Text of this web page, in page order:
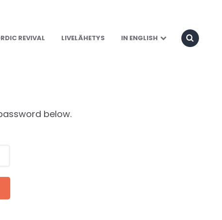
REVIVAL LIVELÄHETYS IN ENGLISH
below.